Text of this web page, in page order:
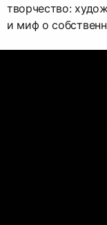
творчество:
и миф о